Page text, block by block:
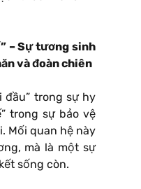
– Sự tương sinh
và đoàn chiên
đầu” trong sự hy
trong sự bảo vệ
Mối quan hệ này
mà là một sự
sống còn.